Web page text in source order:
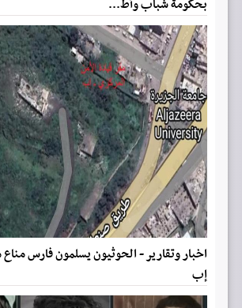
بحكومة شباب وأط...
اخبار وتقارير - الحوثيون يسلمون فارس
إب